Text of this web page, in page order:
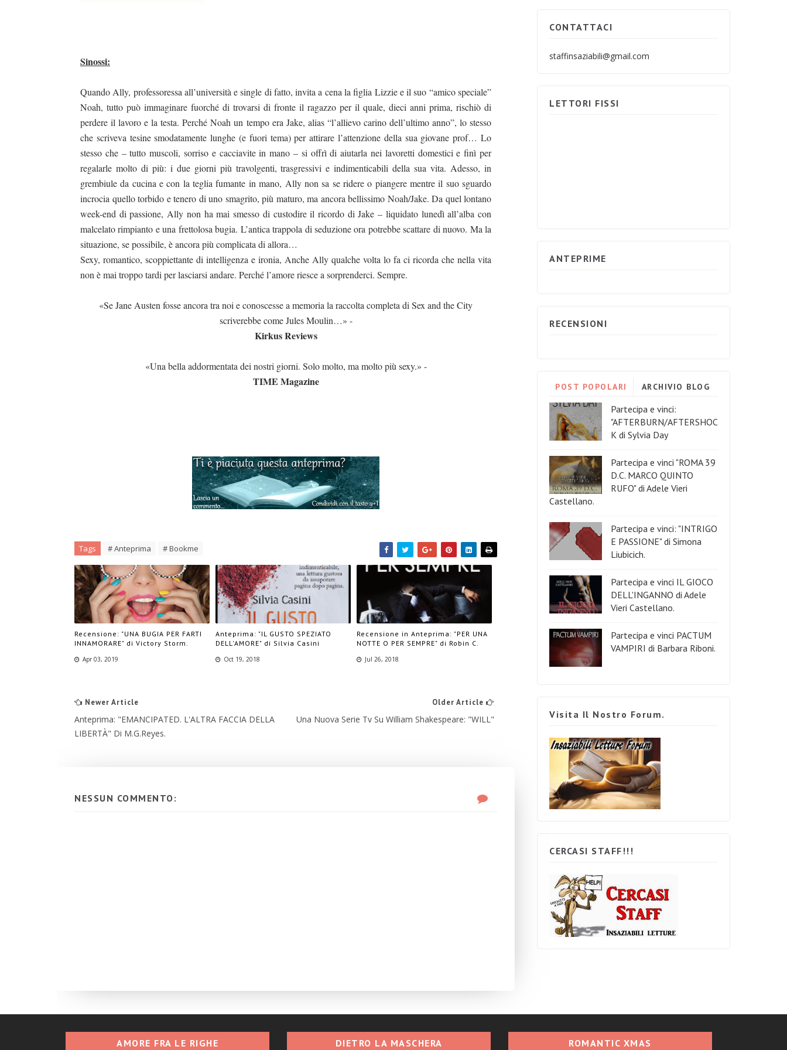
Sinossi:
Quando Ally, professoressa all’università e single di fatto, invita a cena la figlia Lizzie e il suo “amico speciale”
Noah, tutto può immaginare fuorché di trovarsi di fronte il ragazzo per il quale, dieci anni prima, rischiò di
perdere il lavoro e la testa. Perché Noah un tempo era Jake, alias “l’allievo carino dell’ultimo anno”, lo stesso
che scriveva tesine smodatamente lunghe (e fuori tema) per attirare l’attenzione della sua giovane prof… Lo
stesso che – tutto muscoli, sorriso e cacciavite in mano – si offrì di aiutarla nei lavoretti domestici e finì per
regalarle molto di più: i due giorni più travolgenti, trasgressivi e indimenticabili della sua vita. Adesso, in
grembiule da cucina e con la teglia fumante in mano, Ally non sa se ridere o piangere mentre il suo sguardo
incrocia quello torbido e tenero di uno smagrito, più maturo, ma ancora bellissimo Noah/Jake. Da quel lontano
week-end di passione, Ally non ha mai smesso di custodire il ricordo di Jake – liquidato lunedì all’alba con
malcelato rimpianto e una frettolosa bugia. L’antica trappola di seduzione ora potrebbe scattare di nuovo. Ma la
situazione, se possibile, è ancora più complicata di allora…
Sexy, romantico, scoppiettante di intelligenza e ironia, Anche Ally qualche volta lo fa ci ricorda che nella vita
non è mai troppo tardi per lasciarsi andare. Perché l’amore riesce a sorprenderci. Sempre.
«Se Jane Austen fosse ancora tra noi e conoscesse a memoria la raccolta completa di Sex and the City
scriverebbe come Jules Moulin…» -
Kirkus Reviews
«Una bella addormentata dei nostri giorni. Solo molto, ma molto più sexy.» -
TIME Magazine
Tags # Anteprima # Bookme
Recensione: "UNA BUGIA PER FARTI
INNAMORARE" di Victory Storm.
Apr 03, 2019
Anteprima: "IL GUSTO SPEZIATO
DELL'AMORE" di Silvia Casini
Oct 19, 2018
Recensione in Anteprima: "PER UNA
NOTTE O PER SEMPRE" di Robin C.
Jul 26, 2018
Newer Article
Anteprima: "EMANCIPATED. L'ALTRA FACCIA DELLA
LIBERTÀ" Di M.G.Reyes.
Older Article
Una Nuova Serie Tv Su William Shakespeare: "WILL"
NESSUN COMMENTO:
CONTATTACI
staffinsaziabili@gmail.com
LETTORI FISSI
ANTEPRIME
RECENSIONI
POST POPOLARI ARCHIVIO BLOG
Partecipa e vinci:
"AFTERBURN/AFTERSHOC
K di Sylvia Day
Partecipa e vinci "ROMA 39
D.C. MARCO QUINTO
RUFO" di Adele Vieri
Castellano.
Partecipa e vinci: "INTRIGO
E PASSIONE" di Simona
Liubicich.
Partecipa e vinci IL GIOCO
DELL'INGANNO di Adele
Vieri Castellano.
Partecipa e vinci PACTUM
VAMPIRI di Barbara Riboni.
Visita Il Nostro Forum.
CERCASI STAFF!!!
AMORE FRA LE RIGHE DIETRO LA MASCHERA ROMANTIC XMAS